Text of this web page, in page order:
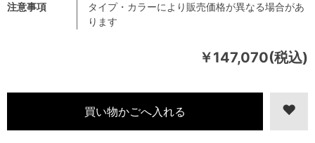
￥147,070(税込)
注意事項
タイプ・カラーにより販売価格が異なる場合があ
ります